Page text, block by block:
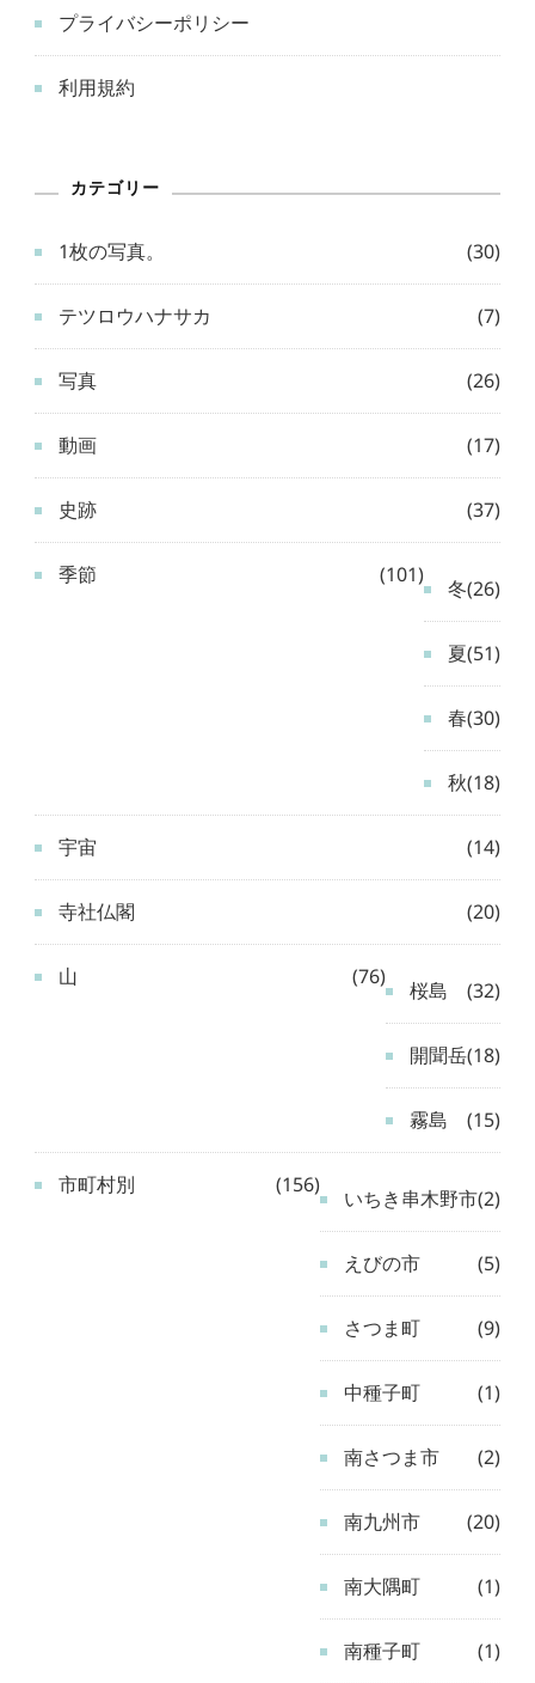
プライバシーポリシー
利用規約
カテゴリー
1枚の写真。 (30)
テツロウハナサカ (7)
写真 (26)
動画 (17)
史跡 (37)
季節 (101)
冬(26)
夏(51)
春(30)
秋(18)
宇宙 (14)
寺社仏閣 (20)
山 (76)
桜島 (32)
開聞岳(18)
霧島 (15)
市町村別 (156)
いちき串木野市(2)
えびの市 (5)
さつま町 (9)
中種子町 (1)
南さつま市 (2)
南九州市 (20)
南大隅町 (1)
南種子町 (1)